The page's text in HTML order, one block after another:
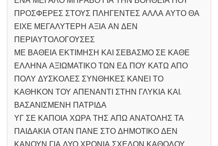
ΠΡΟΣΦΕΡΕΣ ΣΤΟΥΣ ΠΛΗΓΕΝΤΕΣ ΑΛΛΑ ΑΥΤΟ ΘΑ
ΕΙΧΕ ΜΕΓΑΛΥΤΕΡΗ ΑΞΙΑ ΑΝ ΔΕΝ
ΠΕΡΙΑΥΤΟΛΟΓΟΥΣΕΣ
ΜΕ ΒΑΘΕΙΑ ΕΚΤΙΜΗΣΗ ΚΑΙ ΣΕΒΑΣΜΟ ΣΕ ΚΑΘΕ
ΕΛΛΗΝΑ ΑΞΙΩΜΑΤΙΚΟ ΤΩΝ ΕΔ ΠΟΥ ΚΑΤΩ ΑΠΟ
ΠΟΛΥ ΔΥΣΚΟΛΕΣ ΣΥΝΘΗΚΕΣ ΚΑΝΕΙ ΤΟ
ΚΑΘΗΚΟΝ ΤΟΥ ΑΠΕΝΑΝΤΙ ΣΤΗΝ ΓΛΥΚΙΑ ΚΑΙ.
ΒΑΣΑΝΙΣΜΕΝΗ ΠΑΤΡΙΔΑ
ΥΓ ΣΕ ΚΑΠΟΙΑ ΧΩΡΑ ΤΗΣ ΑΠΩ ΑΝΑΤΟΛΗΣ ΤΑ
ΠΑΙΔΑΚΙΑ ΟΤΑΝ ΠΑΝΕ ΣΤΟ ΔΗΜΟΤΙΚΟ ΔΕΝ